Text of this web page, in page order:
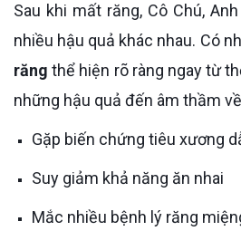
Sau khi mất răng, Cô Chú, Anh Chị phải đối mặt với
nhiều hậu quả khác nhau. Có
răng thể hiện rõ ràng ngay từ
những hậu quả đến âm thầm
Gặp biến chứng tiêu xương
Suy giảm khả năng ăn nhai
Mắc nhiều bệnh lý răng